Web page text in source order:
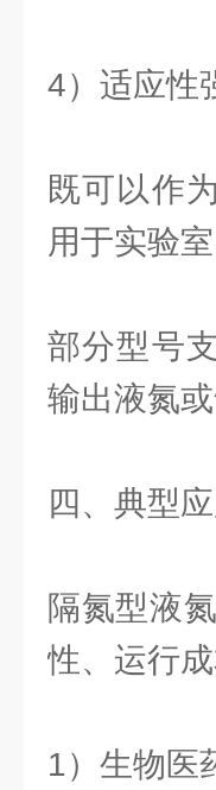
4）适应性
既可以作
用于实验
部分型号
输出液氮或
四、典型
隔氮型液
性、运行成
1）生物医